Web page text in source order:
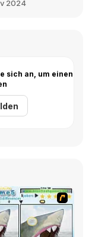
2024
sich an, um einen